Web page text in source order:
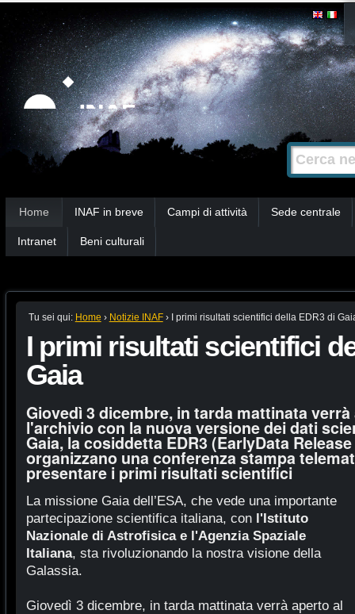
Strumenti
personali
Salta
contenuti.
|
Salta
alla
navigazione
Cerca nel
Ricerca
avanzata…
Home INAF in breve Campi di attività Sede centrale
Intranet Beni culturali
Tu sei qui: Home › Notizie INAF › I primi risultati scientifici della EDR3 di
I primi risultati scientifici
Gaia
Giovedì 3 dicembre, in tarda mattinata
l'archivio con la nuova versione dei dati
Gaia, la cosiddetta EDR3 (EarlyData
organizzano una conferenza stampa
presentare i primi risultati scientifici
La missione Gaia dell’ESA, che vede una importante
partecipazione scientifica italiana, con l'Istituto
Nazionale di Astrofisica e l'Agenzia Spaziale
Italiana, sta rivoluzionando la nostra visione della
Galassia.
Giovedì 3 dicembre, in tarda mattinata verrà aperto al